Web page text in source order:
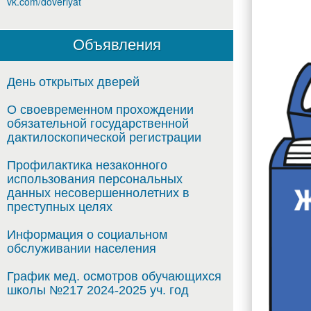
Объявления
День открытых дверей
О своевременном прохождении
обязательной государственной
дактилоскопической регистрации
Профилактика незаконного
использования персональных
данных несовершеннолетних в
преступных целях
Информация о социальном
обслуживании населения
График мед. осмотров обучающихся
школы №217 2024-2025 уч. год